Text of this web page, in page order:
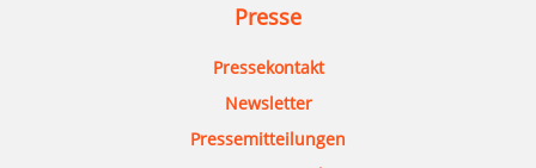
Presse
Pressekontakt
Newsletter
Pressemitteilungen